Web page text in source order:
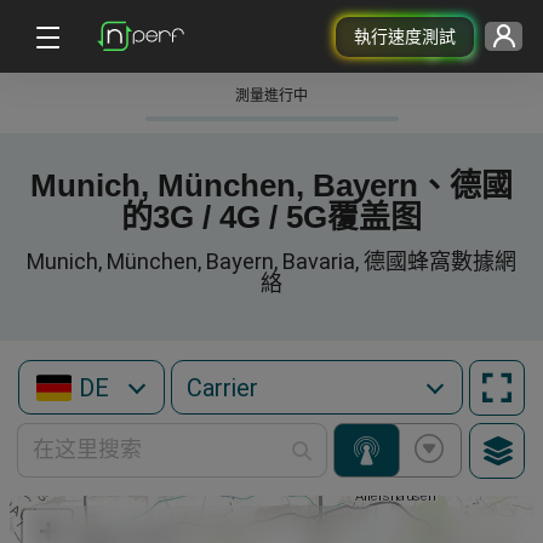
執行速度測試
測量進行中
Munich, München, Bayern、德國
的3G / 4G / 5G覆盖图
Munich, München, Bayern, Bavaria, 德國蜂窩數據網
絡
DE